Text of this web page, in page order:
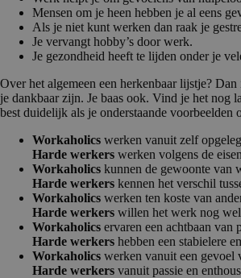
Mensen om je heen hebben je al eens
Als je niet kunt werken dan raak je
Je vervangt hobby’s door werk.
Je gezondheid heeft te lijden onder je
Over het algemeen een herkenbaar lijstje?
je dankbaar zijn. Je baas ook. Vind je het nog
best duidelijk als je onderstaande voorbeelden
Workaholics werken vanuit zelf
Harde werkers werken volgens de
Workaholics kunnen de gewoonte van
Harde werkers kennen het verschil
Workaholics werken ten koste van
Harde werkers willen het werk nog wel
Workaholics ervaren een achtbaan van
Harde werkers hebben een stabielere
Workaholics werken vanuit een gevoel
Harde werkers vanuit passie en